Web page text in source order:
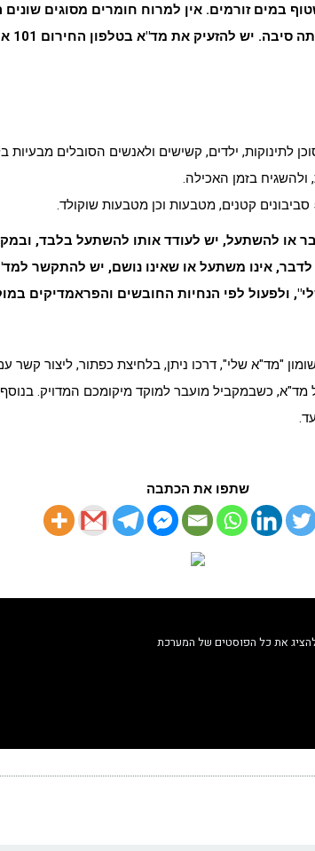
במים זורמים. אין למרוח חומרים מסוגים
לתינוקות, ילדים, קשישים ולאנשים הסובלים מבעיות
ולהשגיח בזמן האכילה.
או להשתעל, יש לעודד אותו להשתעל בלבד,
לדבר, אינו משתעל או שאינו נושם, יש להתקשר
שלי", ולפעול לפי הנחיות החובשים והפראמדיקים
"מד"א שלי", דרכו ניתן, בלחיצת כפתור, ליצור קשר
במוקד החירום 101 של מד"א, כשבמקביל מועבר למוקד מיקומכם
שתפו את הכתבה
את כל הפוסטים של המערכת